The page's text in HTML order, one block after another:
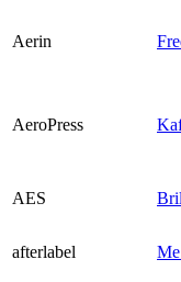
Aerin
AeroPress
AES
afterlabel